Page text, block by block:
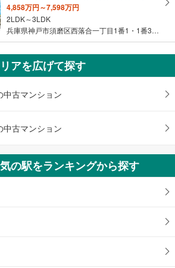
4,858万円～7,598万円
2LDK～3LDK
兵庫県神戸市須磨区西落合一丁目1番1・1番3・1番4（地番）
アを広げて探す
古マンション
古マンション
の駅をランキングから探す